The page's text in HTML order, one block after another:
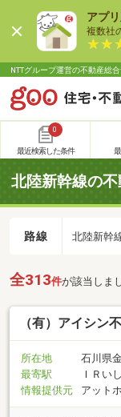
アプ
複数社
NTTグループ運営の不動産総
0
最近検索した条件
北陸新幹線の
路線 北陸新幹
全313件が該当しま
（有）アイシン
所在地
石川県
最寄駅
ＩＲい
情報提供元
アット